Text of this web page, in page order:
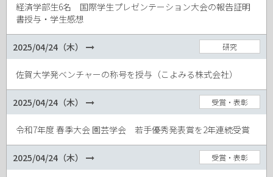
経済学部生6名 国際学生プレゼンテーション大会の報告証明
書授与・学生感想
2025/04/24（木）
佐賀大学発ベンチャーの称号を授与（こよみる株式会社）
研究
2025/04/24（木）
令和7年度 春季大会 園芸学会 若手優秀発表賞を2年連続受賞
受賞・表彰
2025/04/24（木） 受賞・表彰